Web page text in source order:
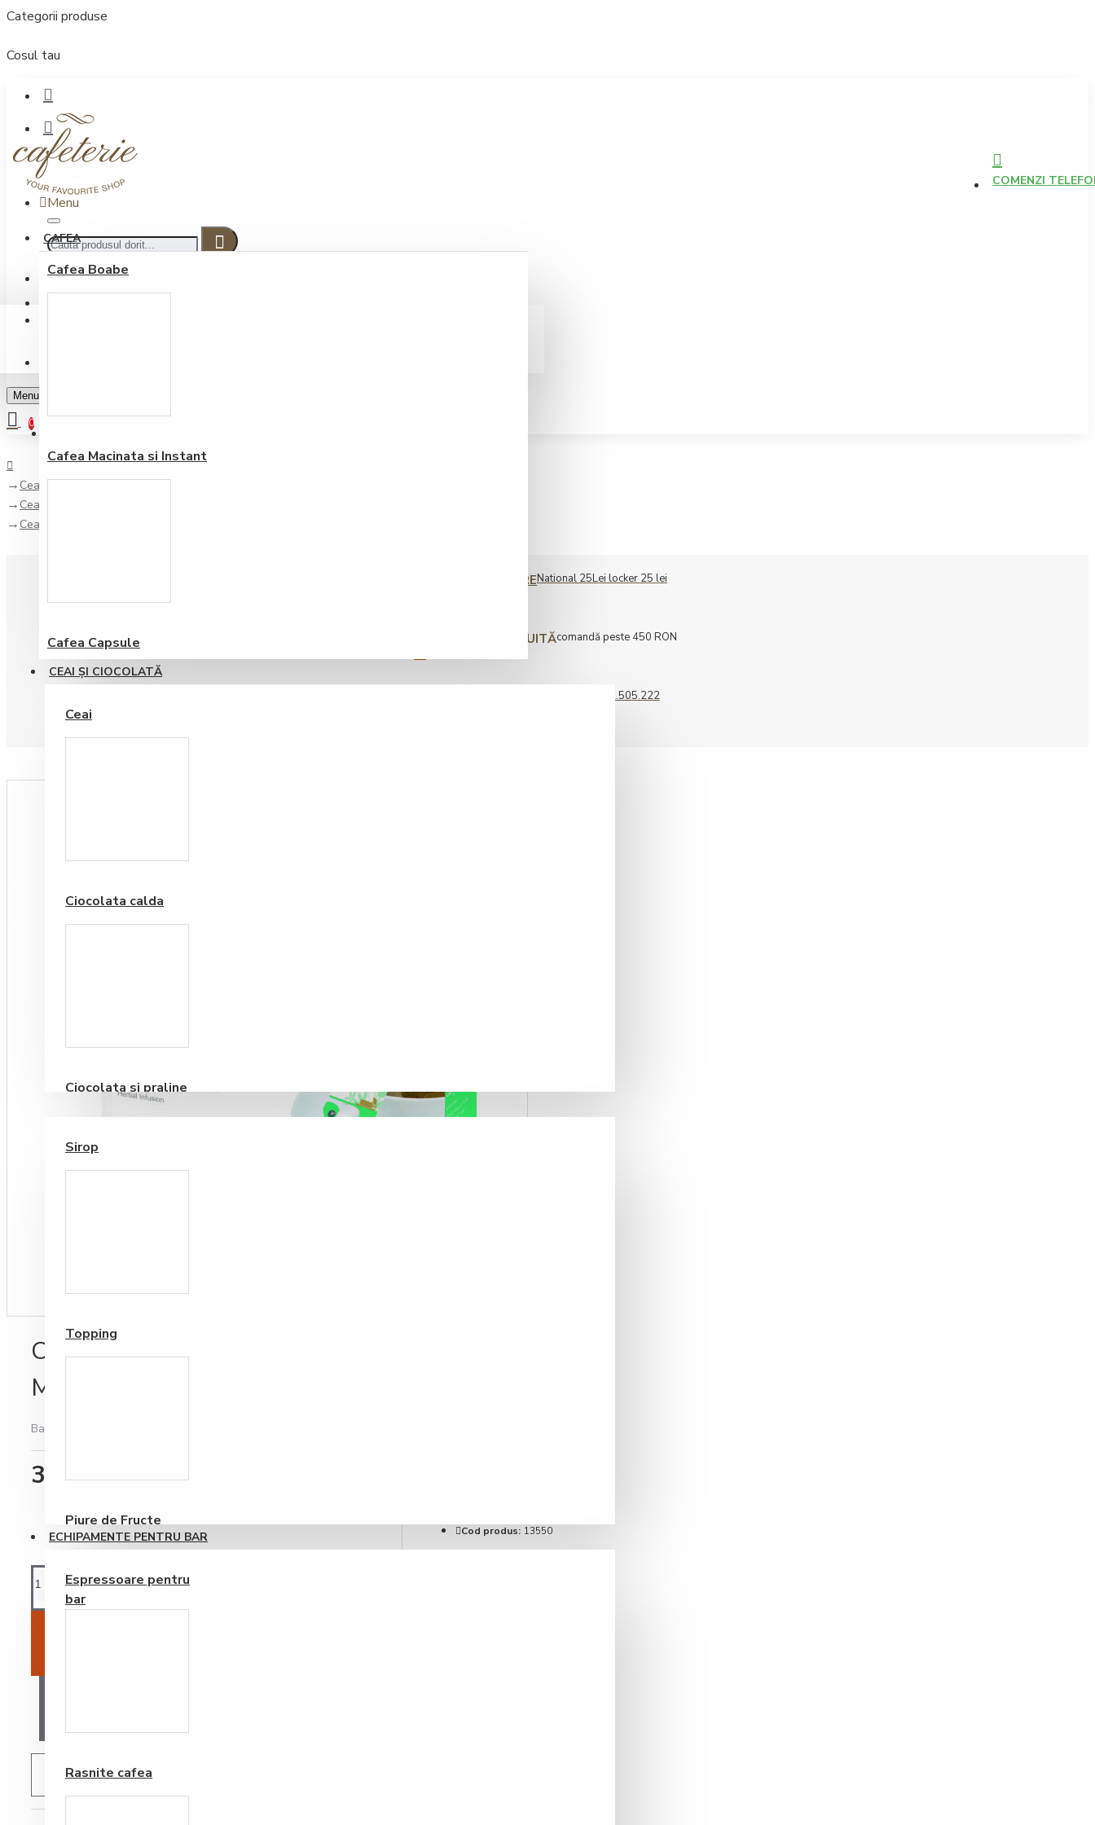
Categorii produse
Cosul tau
COMENZI
Contul meu
Menu
CAFEA
Cafea Boabe
Cafea Macinata si Instant
Cafea Capsule
CEAI ŞI CIOCOLATĂ
Ceai
Ciocolata calda
Ciocolata si praline
SIROP / TOPPING
Sirop
Topping
Piure de Fructe
ECHIPAMENTE PENTRU BAR
Espressoare pentru
bar
Rasnite cafea
CONECTARE
Menu
0
Ceai şi Ciocolată
Ceai
Ceai de Plante Ronnefeldt Leafcup Refreshing Mint 15 plicuri
COST LIVRARENational 25Lei locker 25 lei
LIVRARE GRATUITĂcomandă peste 450 RON
0722.505.222
Ceai de Plante Ronnefeldt Leafcup Refreshing
Mint 15 plicuri
Bazată pe 0 note.
34,02RON
Cod produs: 13550
ADAUGĂ IN WISHLIST